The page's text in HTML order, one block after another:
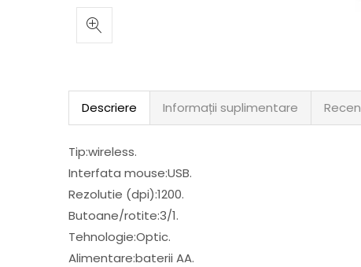
Descriere Informații suplimentare
Tip:wireless.
Interfata mouse:USB.
Rezolutie (dpi):1200.
Butoane/rotite:3/1.
Tehnologie:Optic.
Alimentare:baterii AA.